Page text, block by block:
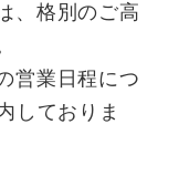
、格別のご高
営業日程につ
しておりま